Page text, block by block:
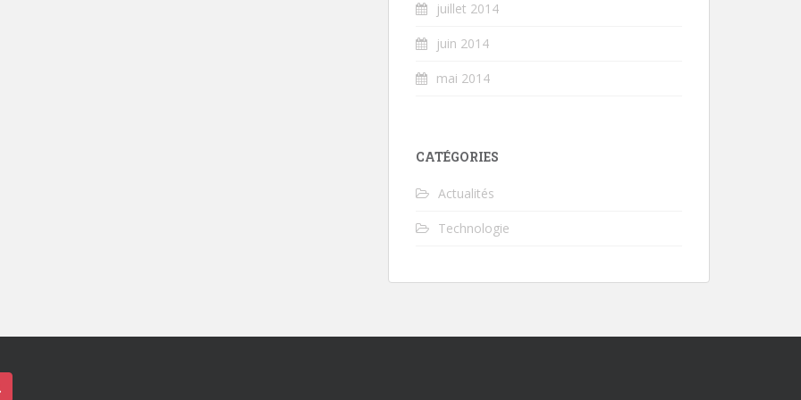
juillet 2014
juin 2014
mai 2014
CATÉGORIES
Actualités
Technologie